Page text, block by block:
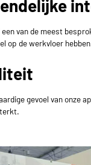
van de meest
op de werkvloer
gevoel van onze